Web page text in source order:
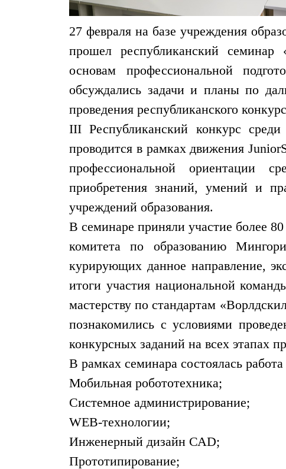
27 февраля на базе учреждения
прошел республиканский семинар
основам профессиональной
обсуждались задачи и планы по
проведения республиканского
III Республиканский конкурс
проводится в рамках движения
профессиональной ориентации
приобретения знаний, умений и
учреждений образования.
В семинаре приняли участие более
комитета по образованию
курирующих данное направление,
итоги участия национальной
мастерству по стандартам
познакомились с условиями
конкурсных заданий на всех этапах
В рамках семинара состоялась
Мобильная робототехника;
Системное администрирование;
WEB-технологии;
Инженерный дизайн САD;
Прототипирование;